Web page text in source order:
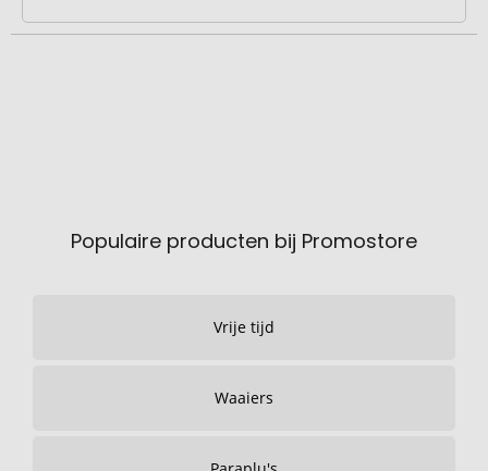
Populaire producten bij Promostore
Vrije tijd
Waaiers